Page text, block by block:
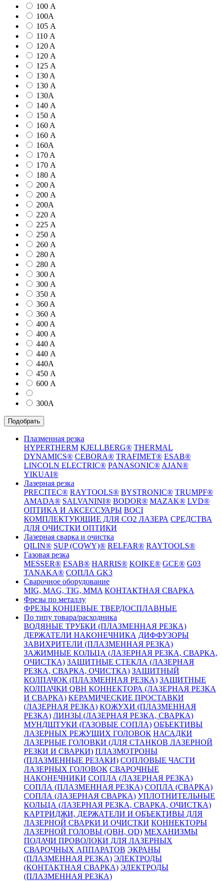
100 А
100А
105 А
110 А
120 A
120 А
125 А
130 A
130 А
130А
140 А
150 А
160 A
160 А
160А
170 A
170 А
180 А
200 A
200 А
200А
220 А
225 А
250 А
260 А
280 A
280 А
300 A
300 А
350 А
360 A
360 А
400 A
400 А
440 A
440 А
440А
450 А
600 А
300А
Подобрать
Плазменная резка
HYPERTHERM KJELLBERG® THERMAL
DYNAMICS® CEBORA® TRAFIMET® ESAB®
LINCOLN ELECTRIC® PANASONIC® AJAN®
YIKUAI®
Лазерная резка
PRECITEC® RAYTOOLS® BYSTRONIC® TRUMPF®
AMADA® SALVANINI® BODOR® MAZAK® LVD®
ОПТИКА И АКСЕССУАРЫ BOCI
КОМПЛЕКТУЮЩИЕ ДЛЯ CO2 ЛАЗЕРА СРЕДСТВА
ДЛЯ ОЧИСТКИ ОПТИКИ
Лазерная сварка и очистка
QILIN® SUP (CQWY)® RELFAR® RAYTOOLS®
Газовая резка
MESSER® ESAB® HARRIS® KOIKE® GCE® G03
TANAKA® СОПЛА GK3
Сварочное оборудование
MIG, MAG, TIG, MMA КОНТАКТНАЯ СВАРКА
Фрезы по металлу
ФРЕЗЫ КОНЦЕВЫЕ ТВЕРДОСПЛАВНЫЕ
По типу товара/расходника
ВОДЯНЫЕ ТРУБКИ (ПЛАЗМЕННАЯ РЕЗКА)
ДЕРЖАТЕЛИ НАКОНЕЧНИКА ДИФФУЗОРЫ
ЗАВИХРИТЕЛИ (ПЛАЗМЕННАЯ РЕЗКА)
ЗАЖИМНЫЕ КОЛЬЦА (ЛАЗЕРНАЯ РЕЗКА, СВАРКА,
ОЧИСТКА) ЗАЩИТНЫЕ СТЕКЛА (ЛАЗЕРНАЯ
РЕЗКА, СВАРКА, ОЧИСТКА) ЗАЩИТНЫЙ
КОЛПАЧОК (ПЛАЗМЕННАЯ РЕЗКА) ЗАЩИТНЫЕ
КОЛПАЧКИ QBH КОННЕКТОРА (ЛАЗЕРНАЯ РЕЗКА
И СВАРКА) КЕРАМИЧЕСКИЕ ПРОСТАВКИ
(ЛАЗЕРНАЯ РЕЗКА) КОЖУХИ (ПЛАЗМЕННАЯ
РЕЗКА) ЛИНЗЫ (ЛАЗЕРНАЯ РЕЗКА, СВАРКА)
МУНДШТУКИ (ГАЗОВЫЕ СОПЛА) ОБЪЕКТИВЫ
ЛАЗЕРНЫХ РЕЖУЩИХ ГОЛОВОК НАСАДКИ
ЛАЗЕРНЫЕ ГОЛОВКИ (ДЛЯ СТАНКОВ ЛАЗЕРНОЙ
РЕЗКИ И СВАРКИ) ПЛАЗМОТРОНЫ
(ПЛАЗМЕННЫЕ РЕЗАКИ) СОПЛОВЫЕ ЧАСТИ
ЛАЗЕРНЫХ ГОЛОВОК СВАРОЧНЫЕ
НАКОНЕЧНИКИ СОПЛА (ЛАЗЕРНАЯ РЕЗКА)
СОПЛА (ПЛАЗМЕННАЯ РЕЗКА) СОПЛА (СВАРКА)
СОПЛА (ЛАЗЕРНАЯ СВАРКА) УПЛОТНИТЕЛЬНЫЕ
КОЛЬЦА (ЛАЗЕРНАЯ РЕЗКА, СВАРКА, ОЧИСТКА)
КАРТРИДЖИ, ДЕРЖАТЕЛИ И ОБЪЕКТИВЫ ДЛЯ
ЛАЗЕРНОЙ СВАРКИ И ОЧИСТКИ КОННЕКТОРЫ
ЛАЗЕРНОЙ ГОЛОВЫ (QBH, QD) МЕХАНИЗМЫ
ПОДАЧИ ПРОВОЛОКИ ДЛЯ ЛАЗЕРНЫХ
СВАРОЧНЫХ АППАРАТОВ ЭКРАНЫ
(ПЛАЗМЕННАЯ РЕЗКА) ЭЛЕКТРОДЫ
(КОНТАКТНАЯ СВАРКА) ЭЛЕКТРОДЫ
(ПЛАЗМЕННАЯ РЕЗКА)